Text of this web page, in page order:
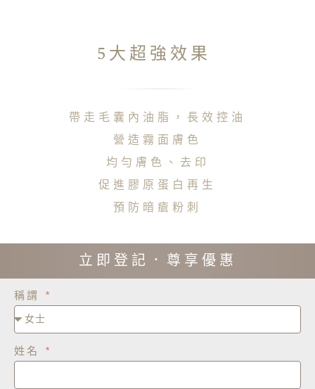
5大超強效果
帶走毛囊內油脂，長效控油
營造霧面膚色
均勻膚色、去印
促進膠原蛋白再生
預防暗瘡粉刺
立即登記．尊享優惠
稱謂
姓名